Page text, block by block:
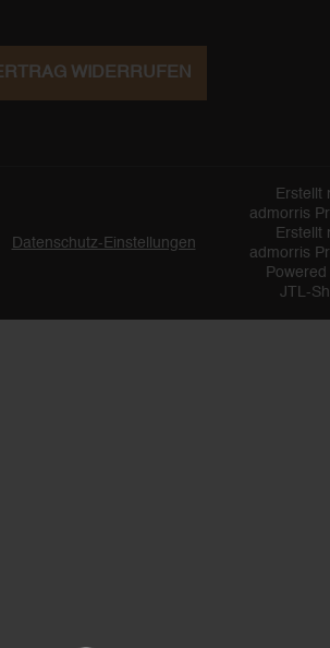
WIDERRUFEN
Datenschutz-Einstellungen
Erstellt
admorris
Erstellt
admorris
JTL-